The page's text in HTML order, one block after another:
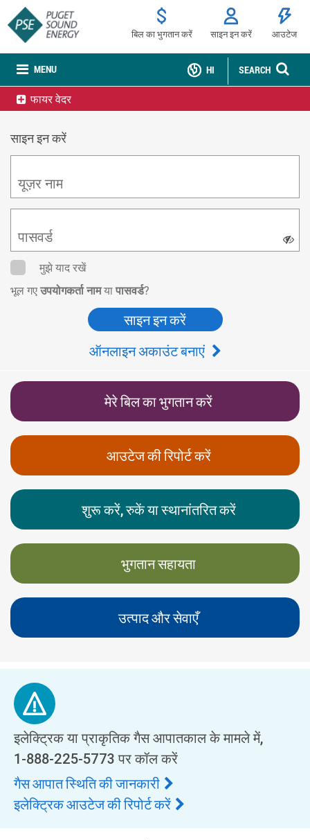
MENU
बिल का भुगतान करें साइन इन करें आउटेज
SEARCH
HI
फायर वेदर
साइन इन करें
यूज़र नाम
पासवर्ड
मुझे याद रखें
भूल गएउपयोगकर्ता नामयापासवर्ड?
साइन इन करें
ऑनलाइन अकाउंट बनाएं
मेरे बिल का भुगतान करें
आउटेज की रिपोर्ट करें
शुरू करें, रुकें या स्थानांतरित करें
भुगतान सहायता
उत्पाद और सेवाएँ
इलेक्ट्रिक या प्राकृतिक गैस आपातकाल के मामले में,
1-888-225-5773 पर कॉल करें
गैस आपात स्थिति की जानकारी
इलेक्ट्रिक आउटेज की रिपोर्ट करें